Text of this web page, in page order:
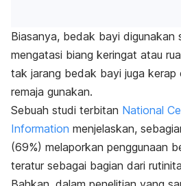
Biasanya, bedak bayi digunakan
mengatasi biang keringat atau
tak jarang bedak bayi juga kerap
remaja gunakan.
Sebuah studi terbitan National
Information menjelaskan,
(69%) melaporkan penggunaan
teratur sebagai bagian dari